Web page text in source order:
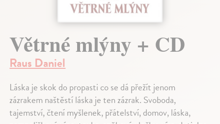
Větrné mlýny + CD
Raus Daniel
Láska je skok do propasti co se dá přežít jenom
zázrakem naštěstí láska je ten zázrak. Svoboda,
tajemství, čtení myšlenek, přátelství, domov, láska,